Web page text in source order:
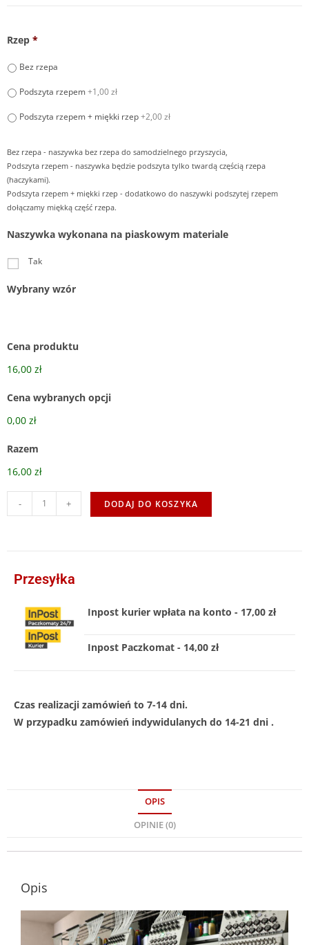
Rzep *
Bez rzepa
Podszyta rzepem+1,00 zł
Podszyta rzepem + miękki rzep+2,00 zł
Bez rzepa - naszywka bez rzepa do samodzielnego przyszycia,
Podszyta rzepem - naszywka będzie podszyta tylko twardą częścią rzepa
(haczykami).
Podszyta rzepem + miękki rzep - dodatkowo do naszywki podszytej rzepem
dołączamy miękką część rzepa.
Naszywka wykonana na piaskowym materiale
Tak
Wybrany wzór
Cena produktu
16,00 zł
Cena wybranych opcji
0,00 zł
Razem
16,00 zł
- + DODAJ DO KOSZYKA
Przesyłka
Inpost kurier wpłata na konto - 17,00 zł
Inpost Paczkomat - 14,00 zł
Czas realizacji zamówień to 7-14 dni.
W przypadku zamówień indywidulanych do 14-21 dni .
OPIS
OPINIE (0)
Opis